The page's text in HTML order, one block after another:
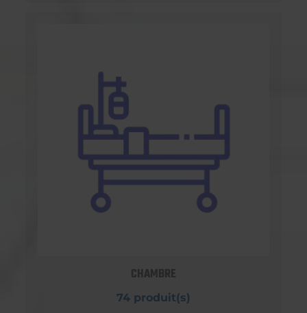
CHAMBRE
74 produit(s)